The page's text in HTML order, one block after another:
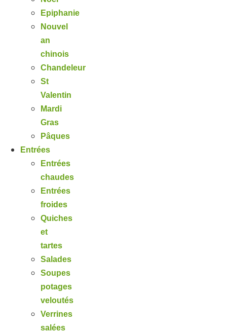
Epiphanie
Nouvel
an
chinois
Chandeleur
St
Valentin
Mardi
Gras
Pâques
Entrées
Entrées
chaudes
Entrées
froides
Quiches
et
tartes
Salades
Soupes
potages
veloutés
Verrines
salées